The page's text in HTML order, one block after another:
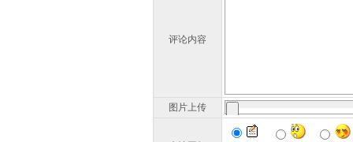
评论内容
图片上传